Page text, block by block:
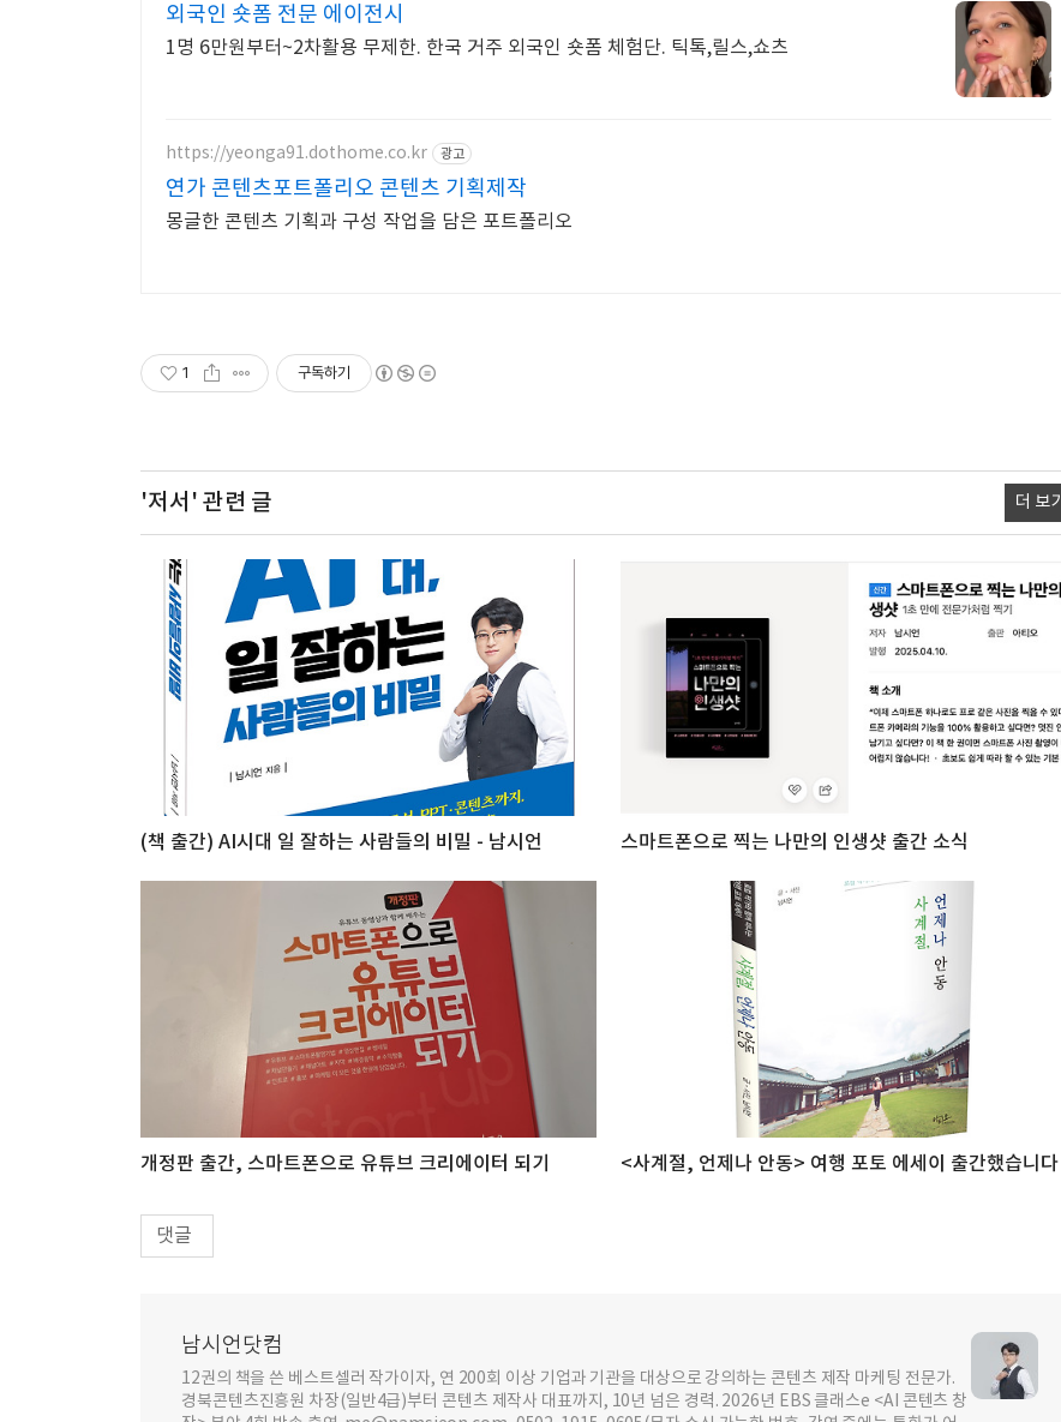
외국인 숏폼 전문 에이전시
1명 6만원부터~2차활용 무제한. 한국 거주 외국인 숏폼 체험단. 틱톡,릴스,쇼츠
https://yeonga91.dothome.co.kr 광고
연가 콘텐츠포트폴리오 콘텐츠 기획제작
몽글한 콘텐츠 기획과 구성 작업을 담은 포트폴리오
1 구독하기
'저서' 관련 글 더 보기
(책 출간) AI시대 일 잘하는 사람들의 비밀 - 남시언 스마트폰으로 찍는 나만의 인생샷 출간 소식
개정판 출간, 스마트폰으로 유튜브 크리에이터 되기 <사계절, 언제나 안동> 여행 포토 에세이 출간했습니다
댓글
남시언닷컴
12권의 책을 쓴 베스트셀러 작가이자, 연 200회 이상 기업과 기관을 대상으로 강의하는 콘텐츠 제작 마케팅 전문가.
경북콘텐츠진흥원 차장(일반4급)부터 콘텐츠 제작사 대표까지, 10년 넘은 경력. 2026년 EBS 클래스e <AI 콘텐츠 창